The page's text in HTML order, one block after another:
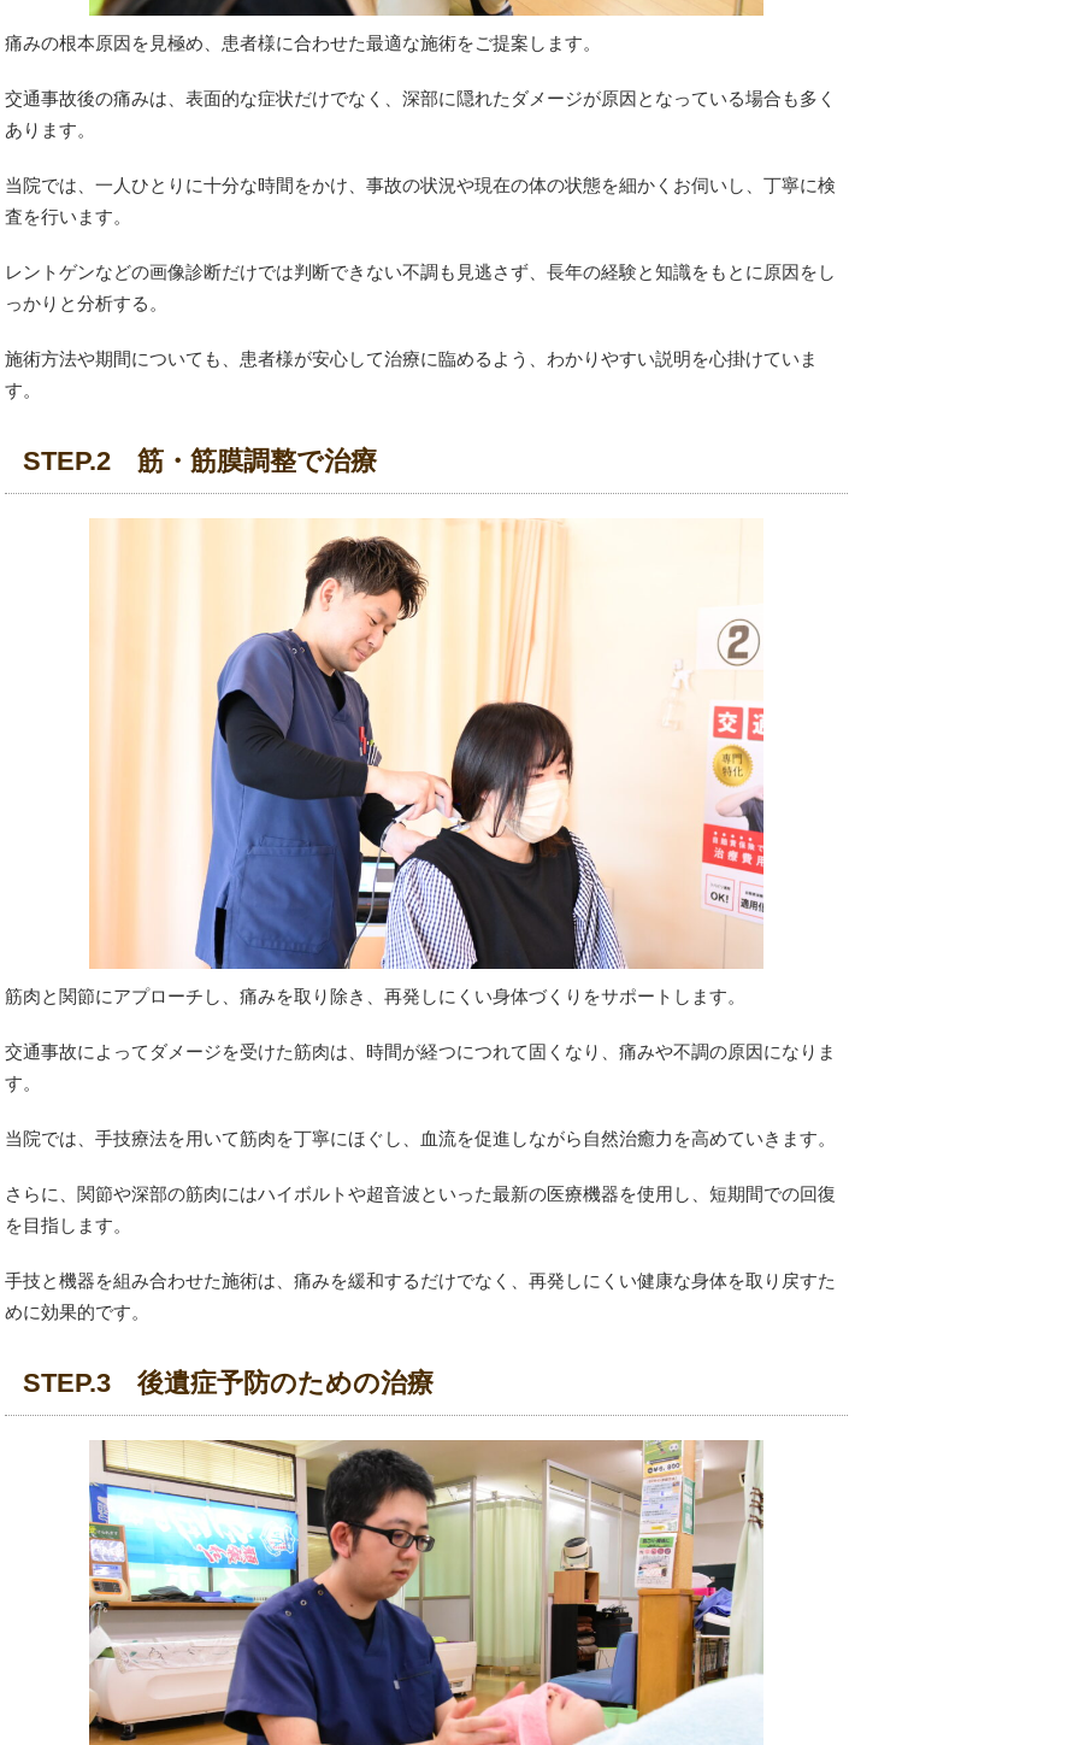
痛みの根本原因を見極め、患者様に合わせた最適な施術をご提案します。
交通事故後の痛みは、表面的な症状だけでなく、深部に隠れたダメージが原因となっている場合も多く
あります。
当院では、一人ひとりに十分な時間をかけ、事故の状況や現在の体の状態を細かくお伺いし、丁寧に検
査を行います。
レントゲンなどの画像診断だけでは判断できない不調も見逃さず、長年の経験と知識をもとに原因をし
っかりと分析する。
施術方法や期間についても、患者様が安心して治療に臨めるよう、わかりやすい説明を心掛けていま
す。
STEP.2 筋・筋膜調整で治療
筋肉と関節にアプローチし、痛みを取り除き、再発しにくい身体づくりをサポートします。
交通事故によってダメージを受けた筋肉は、時間が経つにつれて固くなり、痛みや不調の原因になりま
す。
当院では、手技療法を用いて筋肉を丁寧にほぐし、血流を促進しながら自然治癒力を高めていきます。
さらに、関節や深部の筋肉にはハイボルトや超音波といった最新の医療機器を使用し、短期間での回復
を目指します。
手技と機器を組み合わせた施術は、痛みを緩和するだけでなく、再発しにくい健康な身体を取り戻すた
めに効果的です。
STEP.3 後遺症予防のための治療